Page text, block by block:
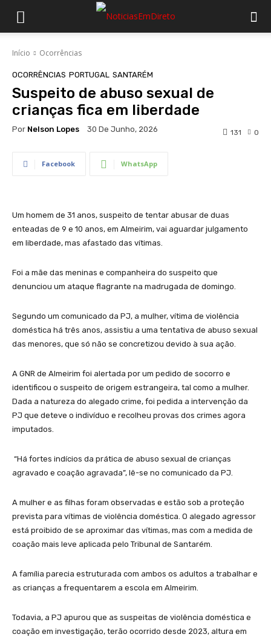
Início Ocorrências
OCORRÊNCIAS PORTUGAL SANTARÉM
Suspeito de abuso sexual de
crianças fica em liberdade
Por Nelson Lopes 30 De Junho, 2026 0
131
Facebook WhatsApp
Um homem de 31 anos, suspeito de tentar abusar de duas
enteadas de 9 e 10 anos, em Almeirim, vai aguardar julgamento
em liberdade, mas afastado das vítimas.
Foi a mãe das meninas e companheira do suspeito que
denunciou um ataque flagrante na madrugada de domingo.
Segundo um comunicado da PJ, a mulher, vítima de violência
doméstica há três anos, assistiu a uma tentativa de abuso sexual
das menores, que só não se concretizou devido à sua ação.
A GNR de Almeirim foi alertada por um pedido de socorro e
identificou o suspeito de origem estrangeira, tal como a mulher.
Dada a natureza do alegado crime, foi pedida a intervenção da
PJ que deteve o indivíduo e recolheu provas dos crimes agora
imputados.
“Há fortes indícios da prática de abuso sexual de crianças
agravado e coação agravada”, lê-se no comunicado da PJ.
A mulher e as filhas foram observadas e estão sob a proteção
prevista para vítimas de violência doméstica. O alegado agressor
está proibido de se aproximar das vítimas, mas com a medida de
coação mais leve aplicada pelo Tribunal de Santarém.
A família parecia estruturada com ambos os adultos a trabalhar e
as crianças a frequentarem a escola em Almeirim.
Todavia, a PJ apurou que as suspeitas de violência doméstica e
coação em investigação, terão ocorrido desde 2023, altura em